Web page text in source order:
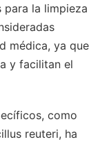
para la limpieza
médica, ya que
y facilitan el
como
reuteri, ha